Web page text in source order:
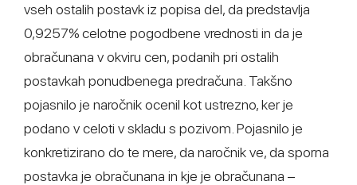
vseh ostalih postavk iz popisa del, da predstavlja
0,9257% celotne pogodbene vrednosti in da je
obračunana v okviru cen, podanih pri ostalih
postavkah ponudbenega predračuna. Takšno
pojasnilo je naročnik ocenil kot ustrezno, ker je
podano v celoti v skladu s pozivom. Pojasnilo je
konkretizirano do te mere, da naročnik ve, da sporna
postavka je obračunana in kje je obračunana –